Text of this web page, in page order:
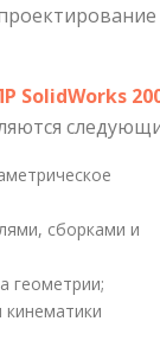
SolidWorks
сборками и
геометрии;
кинематики